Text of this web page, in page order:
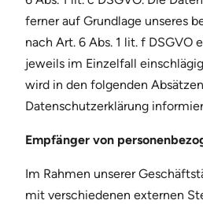
ferner auf Grundlage unseres
nach Art. 6 Abs. 1 lit. f DSGVO
jeweils im Einzelfall
wird in den folgenden
Datenschutzerklärung
Empfänger von
Im Rahmen unserer
mit verschiedenen externen